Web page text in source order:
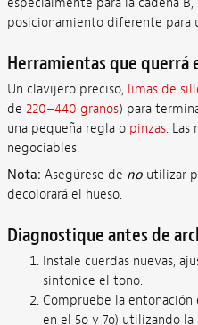
posicionamiento diferente para
Herramientas que querrá
Un clavijero preciso, limas de
de 220–440 granos) para
una pequeña regla o pinzas. Las
negociables.
Nota: Asegúrese de noutilizar
decolorará el hueso.
Diagnostique antes de
Instale cuerdas nuevas,
sintonice el tono.
Compruebe la entonación
en el 5o y 7o) utilizando